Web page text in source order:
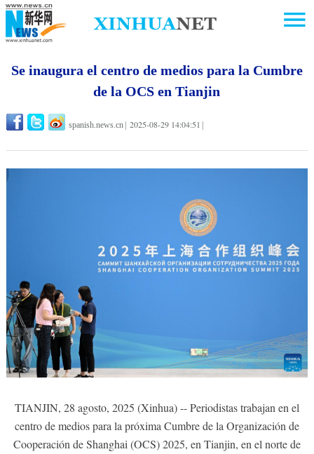
Se inaugura el centro de medios para la Cumbre
de la OCS en Tianjin
spanish.news.cn 2025-08-29 14:04:51
TIANJIN, 28 agosto, 2025 (Xinhua) -- Periodistas trabajan en el
centro de medios para la próxima Cumbre de la Organización de
Cooperación de Shanghai (OCS) 2025, en Tianjin, en el norte de